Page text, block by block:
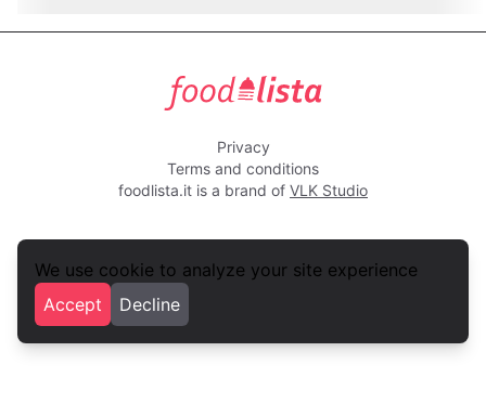
We use cookie to analyze your site experience
Accept
Decline
Privacy
Terms and conditions
foodlista.it is a brand of VLK Studio